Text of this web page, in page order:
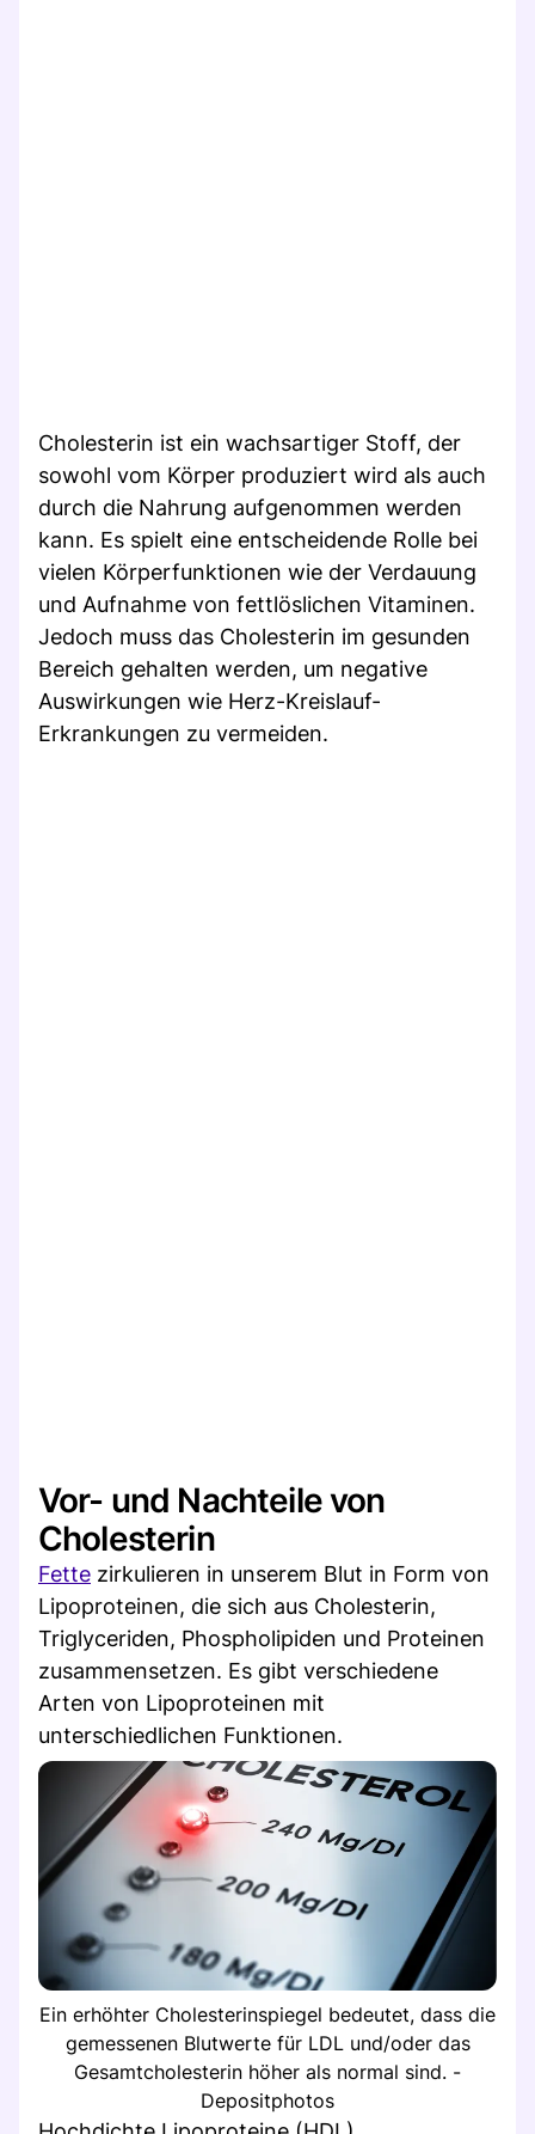
Cholesterin ist ein wachsartiger Stoff, der
sowohl vom Körper produziert wird als auch
durch die Nahrung aufgenommen werden
kann. Es spielt eine entscheidende Rolle bei
vielen Körperfunktionen wie der Verdauung
und Aufnahme von fettlöslichen Vitaminen.
Jedoch muss das Cholesterin im gesunden
Bereich gehalten werden, um negative
Auswirkungen wie Herz-Kreislauf-
Erkrankungen zu vermeiden.
Vor- und Nachteile von
Cholesterin
Fette zirkulieren in unserem Blut in Form von
Lipoproteinen, die sich aus Cholesterin,
Triglyceriden, Phospholipiden und Proteinen
zusammensetzen. Es gibt verschiedene
Arten von Lipoproteinen mit
unterschiedlichen Funktionen.
Ein erhöhter Cholesterinspiegel bedeutet, dass die
gemessenen Blutwerte für LDL und/oder das
Gesamtcholesterin höher als normal sind. -
Depositphotos